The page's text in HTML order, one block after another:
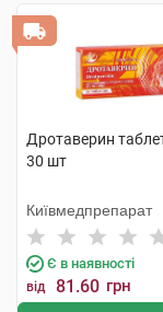
Дротаверин
30 шт
Київмедпрепарат
Є в наявності
від 81.60 грн